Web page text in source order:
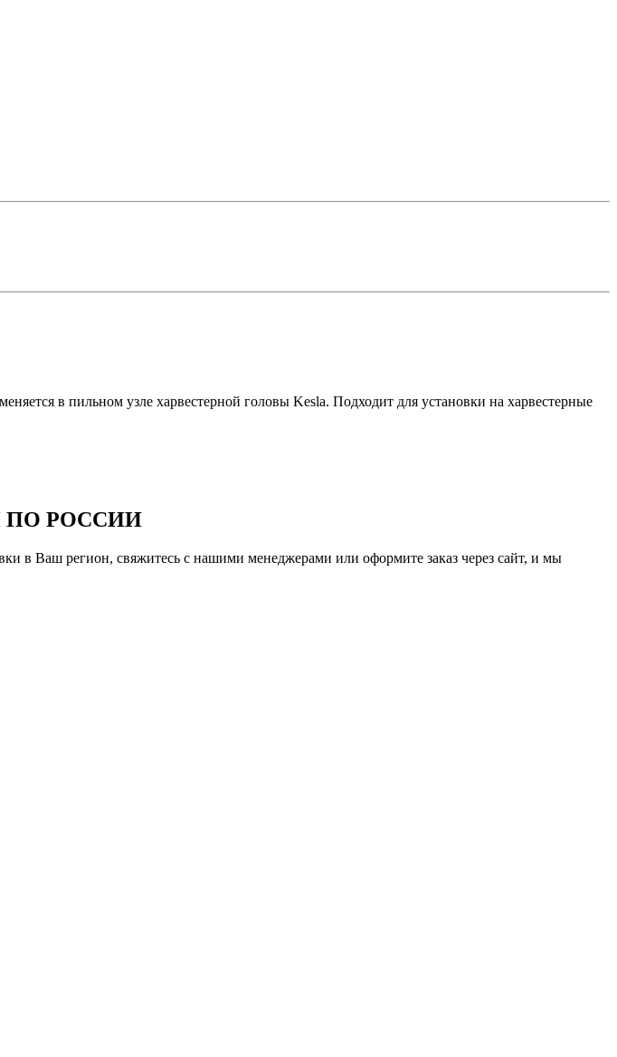
в пильном узле харвестерной головы Kesla. Подходит для установки на харвестерные
ПО РОССИИ
в Ваш регион, свяжитесь с нашими менеджерами или оформите заказ через сайт, и мы